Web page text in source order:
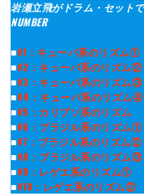
岩瀬立飛がドラム・セット
NUMBER
■#1：キューバ系のリズム①
■#2：キューバ系のリズム②
■#3：キューバ系のリズム③
■#4：キューバ系のリズム④
■#5：カリプソ系のリズム
■#6：ブラジル系のリズム①
■#7：ブラジル系のリズム②
■#8：ブラジル系のリズム③
■#9：レゲエ系のリズム①
■#10：レゲエ系のリズム②